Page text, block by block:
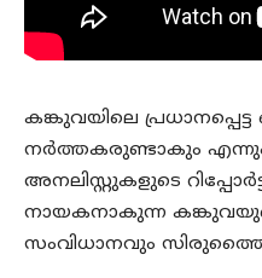
കങ്കുവയിലെ
നര്‍ത്തകരുണ്ടാകും എന്നും
അനലിസ്റ്റുകളുടെ
നായകനാകുന്ന
സംവിധാനവും